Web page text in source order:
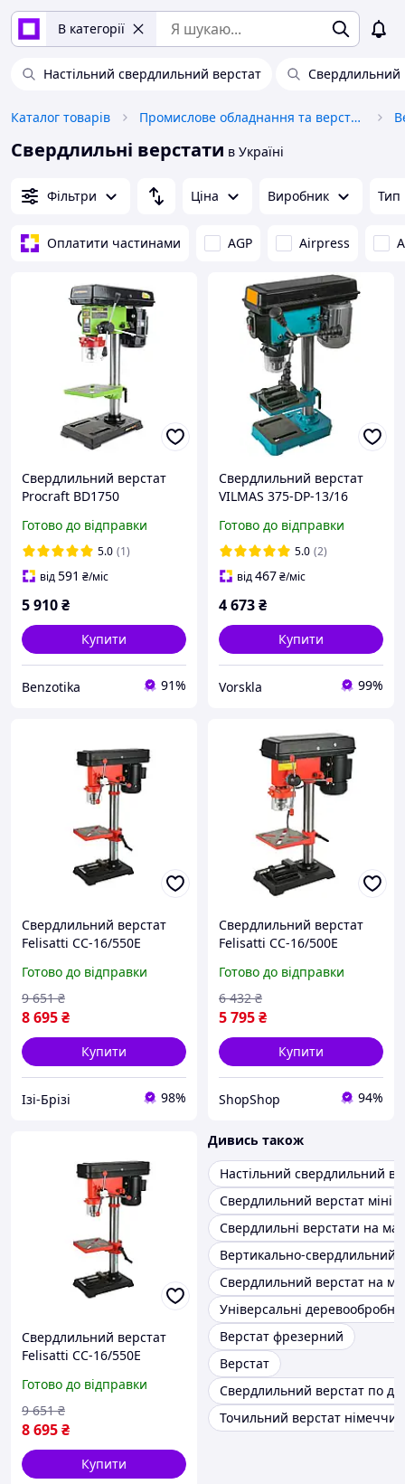
В категорії
Настільний свердлильний верстат Свердлильний
Каталог товарів Промислове обладнання та верстати
Свердлильні верстати в Україні
Фільтри Ціна Виробник Тип
Оплатити частинами AGP Airpress
Свердлильний верстат
Procraft BD1750
Готово до відправки
5.0 (1)
від591 ₴/міс
5 910₴
Купити
Benzotika 91%
Свердлильний верстат
VILMAS 375-DP-13/16
Готово до відправки
5.0 (2)
від467₴/міс
4 673₴
Купити
Vorskla 99%
Свердлильний верстат
Felisatti СС-16/550Е
16 мм, 12 швидкостей IZI
Готово до відправки
8 695₴
9 651 ₴
Купити
Ізі-Брізі 98%
Свердлильний верстат
Felisatti СС-16/500Е
16 мм, 9 швидкостей
Готово до відправки
5 795₴
6 432 ₴
Купити
ShopShop 94%
Свердлильний верстат
Felisatti СС-16/550Е
16 мм, 12 швидкостей
Готово до відправки
8 695₴
9 651 ₴
Купити
Дивись також
Настільний свердлильний
Свердлильний верстат міні
Свердлильні верстати на
Вертикально-свердлильний
Свердлильний верстат на
Універсальні деревообробні
Верстат фрезерний
Верстат
Свердлильний верстат по
Точильний верстат